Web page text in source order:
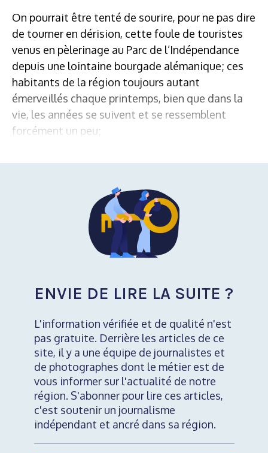
On pourrait être tenté de sourire, pour ne pas dire
de tourner en dérision, cette foule de touristes
venus en pèlerinage au Parc de l’Indépendance
depuis une lointaine bourgade alémanique; ces
habitants de la région toujours autant
émerveillés chaque printemps, bien que dans la
vie, les années se suivent et se ressemblent
forcément un peu;
ENVIE DE LIRE LA SUITE ?
L'information vérifiée et de qualité n'est
pas gratuite. Derrière les articles de ce
site, il y a une équipe de journalistes et
de photographes dont le métier est de
vous informer sur l'actualité de notre
région. S'abonner pour lire ces articles,
c'est soutenir un journalisme
indépendant et ancré dans sa région.